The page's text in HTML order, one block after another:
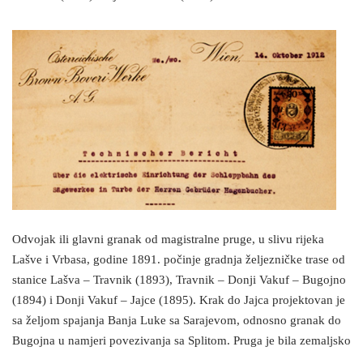
Odvojak ili glavni granak od magistralne pruge, u slivu rijeka
Lašve i Vrbasa, godine 1891. počinje gradnja željezničke trase od
stanice Lašva – Travnik (1893), Travnik – Donji Vakuf – Bugojno
(1894) i Donji Vakuf – Jajce (1895). Krak do Jajca projektovan je
sa željom spajanja Banja Luke sa Sarajevom, odnosno granak do
Bugojna u namjeri povezivanja sa Splitom. Pruga je bila zemaljsko